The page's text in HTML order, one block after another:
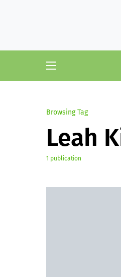
Browsing Tag
Leah
1 publication